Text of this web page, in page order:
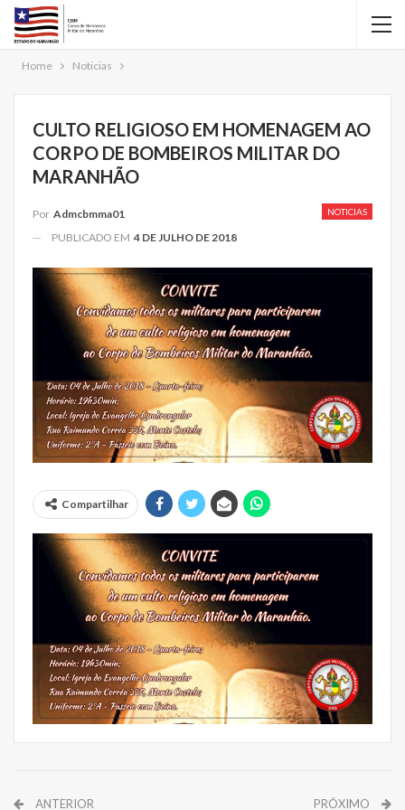
Home Noticias
CULTO RELIGIOSO EM HOMENAGEM AO
CORPO DE BOMBEIROS MILITAR DO
MARANHÃO
NOTICIAS
Por Admcbmma01
PUBLICADO EM 4 DE JULHO DE 2018
Compartilhar
ANTERIOR PRÓXIMO